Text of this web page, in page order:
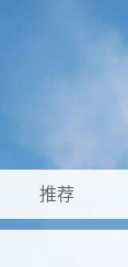
推荐